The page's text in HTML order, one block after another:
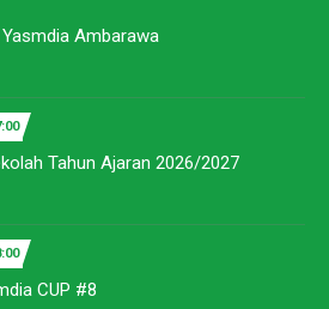
Yasmdia Ambarawa
Tahun Ajaran 2026/2027
CUP #8